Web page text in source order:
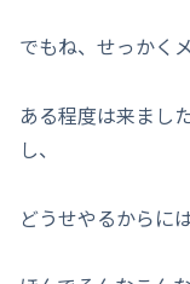
でもね、せっかく
ある程度は来まし
し、
どうせやるからに